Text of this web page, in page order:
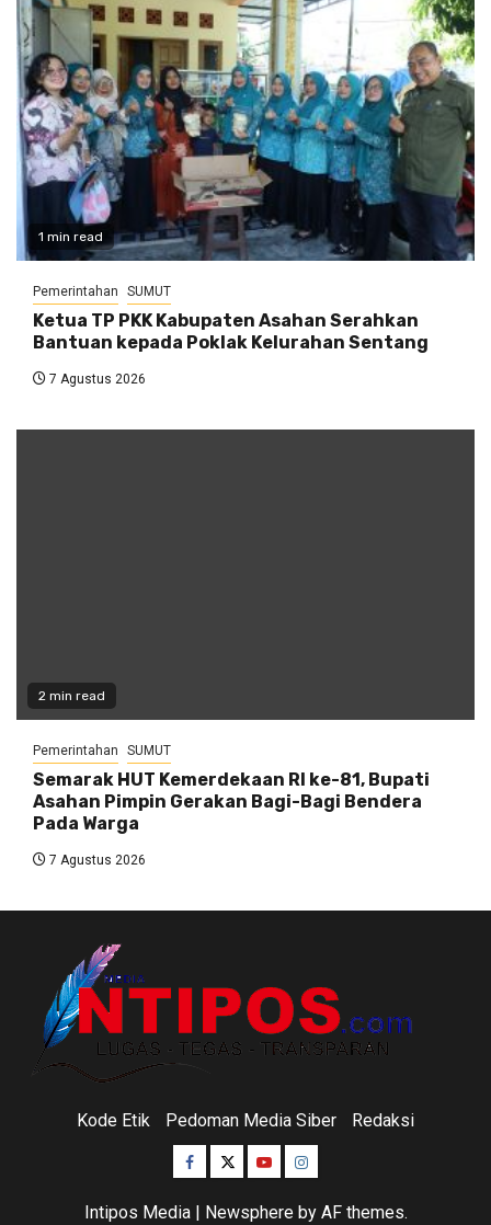
1 min read
Pemerintahan SUMUT
Ketua TP PKK Kabupaten Asahan Serahkan
Bantuan kepada Poklak Kelurahan Sentang
7 Agustus 2026
2 min read
Pemerintahan SUMUT
Semarak HUT Kemerdekaan RI ke-81, Bupati
Asahan Pimpin Gerakan Bagi-Bagi Bendera
Pada Warga
7 Agustus 2026
Kode Etik Pedoman Media Siber Redaksi
Facebook
TwitterYoutubeInstagram
Intipos Media | Newsphereby AF themes.